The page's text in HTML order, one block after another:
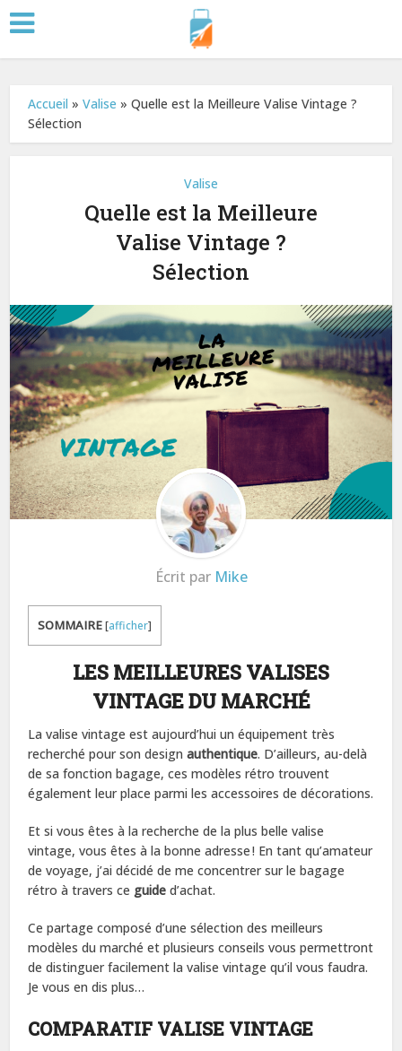
Accueil »Valise »Quelle est la Meilleure Valise Vintage ?
Sélection
Valise
Quelle est la Meilleure
Valise Vintage ?
Sélection
Écrit par Mike
SOMMAIRE[afficher]
LES MEILLEURES VALISES
VINTAGE DU MARCHÉ
La valise vintage est aujourd’hui un équipement très
recherché pour son designauthentique. D’ailleurs, au-delà
de sa fonction bagage, ces modèles rétro trouvent
également leur place parmi les accessoires de décorations.
Et si vous êtes à la recherche de la plus belle valise
vintage, vous êtes à la bonne adresse ! En tant qu’amateur
de voyage, j’ai décidé de me concentrer sur le bagage
rétro à travers ce guide d’achat.
Ce partage composé d’une sélection des meilleurs
modèles du marché et plusieurs conseils vous permettront
de distinguer facilement la valise vintage qu’il vous faudra.
Je vous en dis plus…
COMPARATIF VALISE VINTAGE